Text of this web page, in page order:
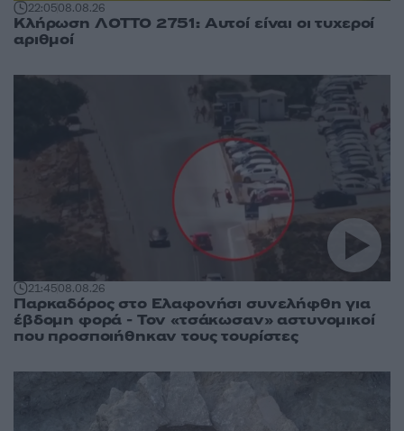
22:0508.08.26
Κλήρωση ΛΟΤΤΟ 2751: Αυτοί είναι οι τυχεροί
αριθμοί
21:4508.08.26
Παρκαδόρος στο Ελαφονήσι συνελήφθη για
έβδομη φορά - Τον «τσάκωσαν» αστυνομικοί
που προσποιήθηκαν τους τουρίστες